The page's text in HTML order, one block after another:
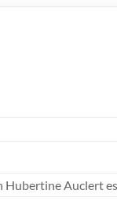
Hubertine Auclert